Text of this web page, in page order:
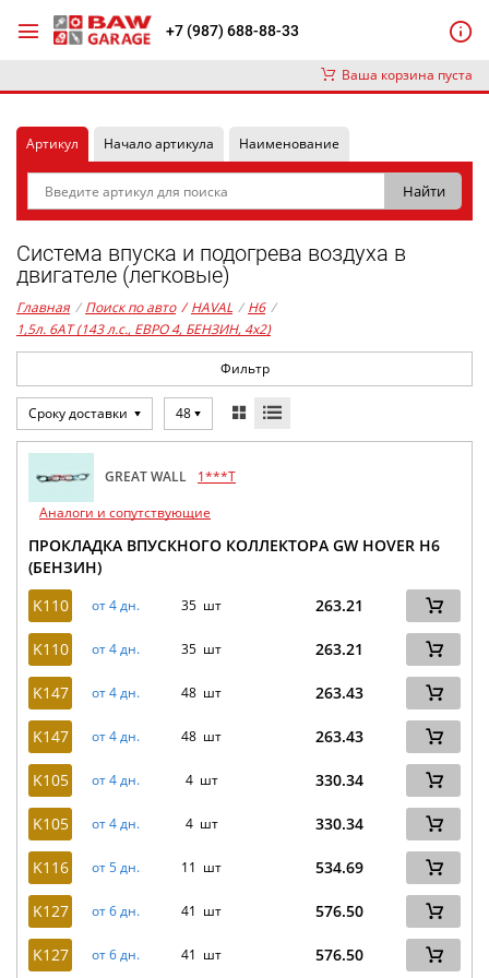
+7 (987) 688-88-33
Ваша корзина пуста
Артикул Начало артикула Наименование
Система впуска и подогрева воздуха в
двигателе (легковые)
Главная / Поиск по авто / HAVAL / H6 /
1,5л. 6AT (143 л.с., ЕВРО 4, БЕНЗИН, 4x2)
Фильтр
Сроку доставки 48
GREAT WALL
1***T
Аналоги и сопутствующие
ПРОКЛАДКА ВПУСКНОГО КОЛЛЕКТОРА GW HOVER H6
(БЕНЗИН)
K110
от 4 дн. 35 шт 263.21
K110 от 4 дн. 35 шт 263.21
K147 от 4 дн. 48 шт 263.43
K147 от 4 дн. 48 шт 263.43
K105 от 4 дн. 4 шт 330.34
K105 от 4 дн. 4 шт 330.34
K116 от 5 дн. 11 шт 534.69
K127 от 6 дн. 41 шт 576.50
K127 от 6 дн. 41 шт 576.50